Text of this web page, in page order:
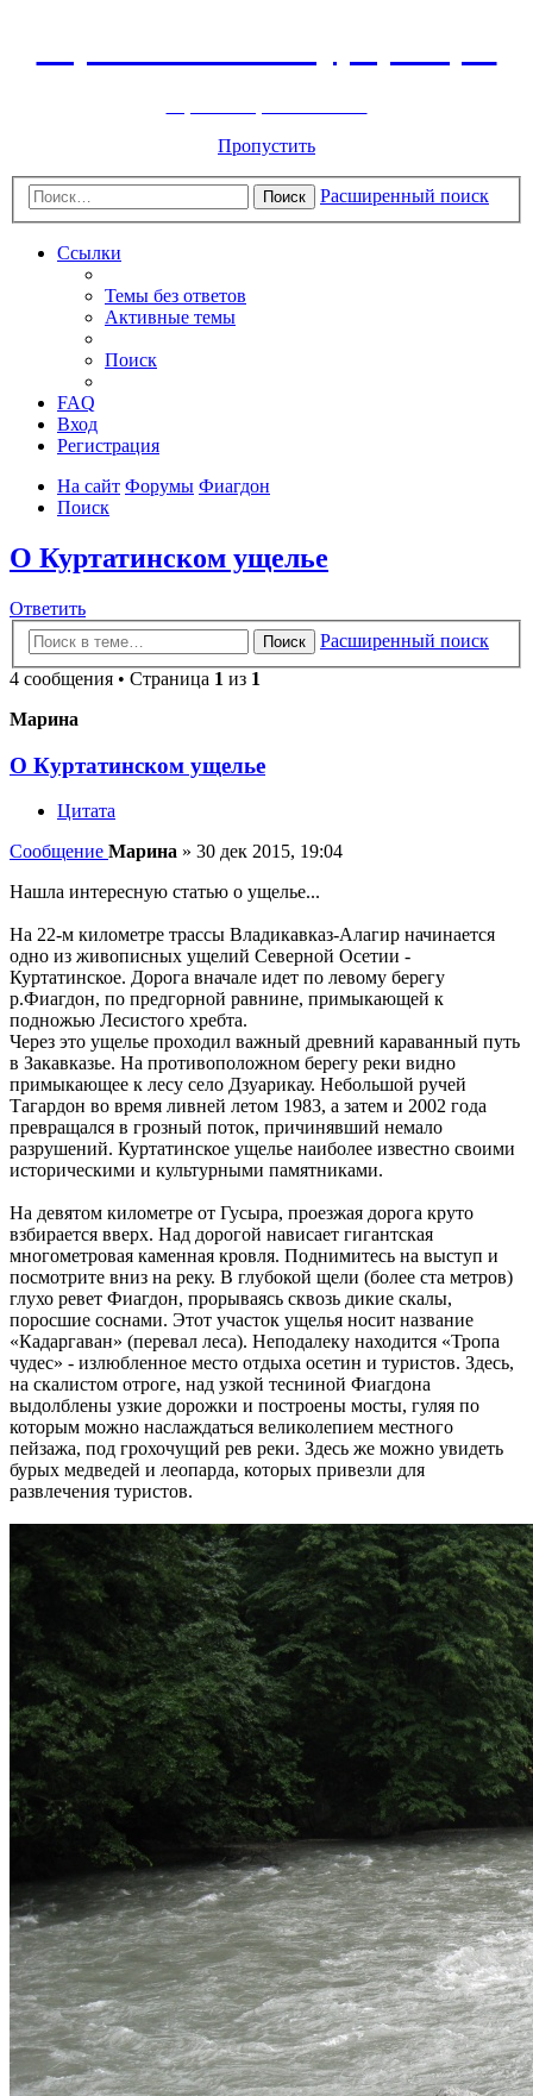
Пропустить
Поиск Расширенный поиск
Ссылки
Темы без ответов
Активные темы
Поиск
FAQ
Вход
Регистрация
На сайт Форумы Фиагдон
Поиск
О Куртатинском ущелье
Ответить
Поиск
Расширенный поиск
4 сообщения • Страница 1 из 1
Марина
О Куртатинском ущелье
Цитата
Сообщение Марина » 30 дек 2015, 19:04
Нашла интересную статью о ущелье...
На 22-м километре трассы Владикавказ-Алагир начинается
одно из живописных ущелий Северной Осетии -
Куртатинское. Дорога вначале идет по левому берегу
р.Фиагдон, по предгорной равнине, примыкающей к
подножью Лесистого хребта.
Через это ущелье проходил важный древний караванный путь
в Закавказье. На противоположном берегу реки видно
примыкающее к лесу село Дзуарикау. Небольшой ручей
Тагардон во время ливней летом 1983, а затем и 2002 года
превращался в грозный поток, причинявший немало
разрушений. Куртатинское ущелье наиболее известно своими
историческими и культурными памятниками.
На девятом километре от Гусыра, проезжая дорога круто
взбирается вверх. Над дорогой нависает гигантская
многометровая каменная кровля. Поднимитесь на выступ и
посмотрите вниз на реку. В глубокой щели (более ста метров)
глухо ревет Фиагдон, прорываясь сквозь дикие скалы,
поросшие соснами. Этот участок ущелья носит название
«Кадаргаван» (перевал леса). Неподалеку находится «Тропа
чудес» - излюбленное место отдыха осетин и туристов. Здесь,
на скалистом отроге, над узкой тесниной Фиагдона
выдолблены узкие дорожки и построены мосты, гуляя по
которым можно наслаждаться великолепием местного
пейзажа, под грохочущий рев реки. Здесь же можно увидеть
бурых медведей и леопарда, которых привезли для
развлечения туристов.